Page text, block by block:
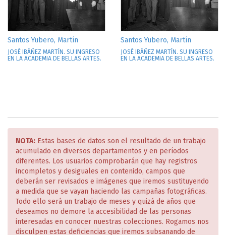
Santos Yubero, Martín
JOSÉ IBÁÑEZ MARTÍN. SU INGRESO
EN LA ACADEMIA DE BELLAS ARTES.
Santos Yubero, Martín
JOSÉ IBÁÑEZ MARTÍN. SU INGRESO
EN LA ACADEMIA DE BELLAS ARTES.
NOTA: Estas bases de datos son el resultado de un trabajo
acumulado en diversos departamentos y en períodos
diferentes. Los usuarios comprobarán que hay registros
incompletos y desiguales en contenido, campos que
deberán ser revisados e imágenes que iremos sustituyendo
a medida que se vayan haciendo las campañas fotográficas.
Todo ello será un trabajo de meses y quizá de años que
deseamos no demore la accesibilidad de las personas
interesadas en conocer nuestras colecciones. Rogamos nos
disculpen estas deficiencias que iremos subsanando de